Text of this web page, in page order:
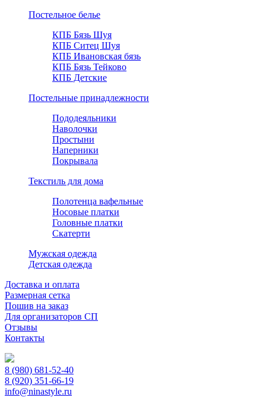
Постельное белье
КПБ Бязь Шуя
КПБ Ситец Шуя
КПБ Ивановская бязь
КПБ Бязь Тейково
КПБ Детские
Постельные принадлежности
Пододеяльники
Наволочки
Простыни
Наперники
Покрывала
Текстиль для дома
Полотенца вафельные
Носовые платки
Головные платки
Скатерти
Мужская одежда
Детская одежда
Доставка и оплата
Размерная сетка
Пошив на заказ
Для организаторов СП
Отзывы
Контакты
8 (980) 681-52-40
8 (920) 351-66-19
info@ninastyle.ru